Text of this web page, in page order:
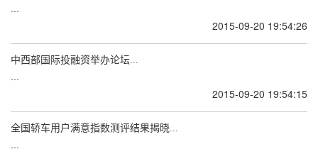
...
2015-09-20 19:54:26
中西部国际投融资举办论坛...
...
2015-09-20 19:54:15
全国轿车用户满意指数测评结果揭晓...
...